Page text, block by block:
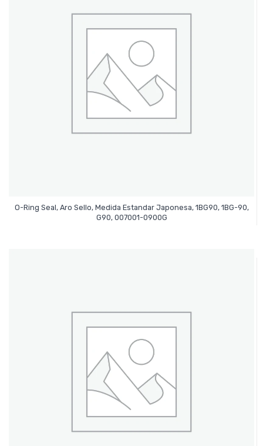
O-Ring Seal, Aro Sello, Medida Estandar Japonesa, 1BG90, 1BG-90,
G90, 007001-0900G
Leer Más